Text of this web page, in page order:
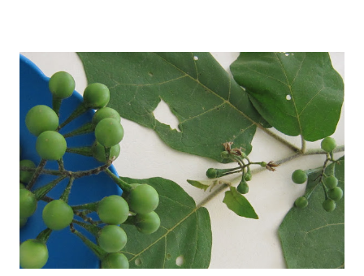
coquinho, morango, amora - estou citando as que amo, claro. Em
Paris pode-se encontrar a reine-claude em quase todos os lugares, dos
supermercados às feiras livres. Foi em uma dessas feiras que a
conheci. Compramos muitas. Quando a experimentei... Ah! Como é
de-li-ci-o-sa! Comecei a degustá-las e só parei porque me contaram
uma 'historinha': a de um brasileiro que, a...